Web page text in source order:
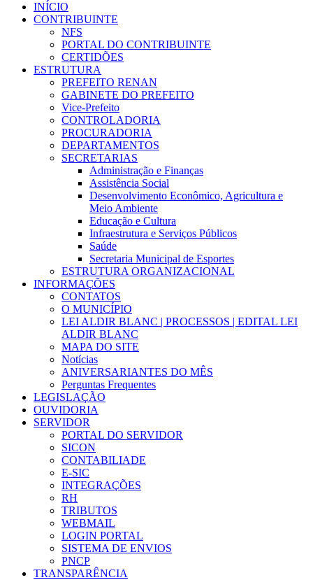
INÍCIO
CONTRIBUINTE
NFS
PORTAL DO CONTRIBUINTE
CERTIDÕES
ESTRUTURA
PREFEITO RENAN
GABINETE DO PREFEITO
Vice-Prefeito
CONTROLADORIA
PROCURADORIA
DEPARTAMENTOS
SECRETARIAS
Administração e Finanças
Assistência Social
Desenvolvimento Econômico, Agricultura e
Meio Ambiente
Educação e Cultura
Infraestrutura e Serviços Públicos
Saúde
Secretaria Municipal de Esportes
ESTRUTURA ORGANIZACIONAL
INFORMAÇÕES
CONTATOS
O MUNICÍPIO
LEI ALDIR BLANC | PROCESSOS | EDITAL LEI
ALDIR BLANC
MAPA DO SITE
Notícias
ANIVERSARIANTES DO MÊS
Perguntas Frequentes
LEGISLAÇÃO
OUVIDORIA
SERVIDOR
PORTAL DO SERVIDOR
SICON
CONTABILIADE
E-SIC
INTEGRAÇÕES
RH
TRIBUTOS
WEBMAIL
LOGIN PORTAL
SISTEMA DE ENVIOS
PNCP
TRANSPARÊNCIA